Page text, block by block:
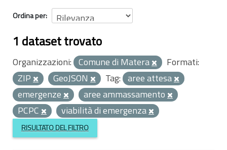
Ordina per
1 dataset trovato
Organizzazioni: Comune di Matera
Formati:
ZIP
GeoJSON Tag: aree attesa
emergenze
aree ammassamento
PCPC
viabilità di emergenza
RISULTATO DEL FILTRO